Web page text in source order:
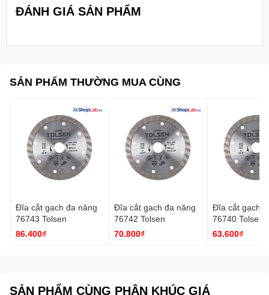
ĐÁNH GIÁ SẢN PHẨM
SẢN PHẨM THƯỜNG MUA CÙNG
Đĩa cắt gạch đa năng
76743 Tolsen
86.400₫
Đĩa cắt gạch đa năng
76742 Tolsen
70.800₫
Đĩa cắt gạch đa năng
76740 Tolsen
63.600₫
SẢN PHẨM CÙNG PHÂN KHÚC GIÁ